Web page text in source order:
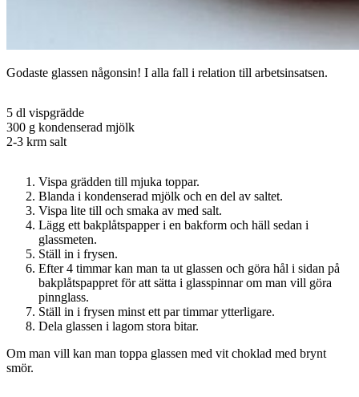
Godaste glassen någonsin! I alla fall i relation till arbetsinsatsen.
5 dl vispgrädde
300 g kondenserad mjölk
2-3 krm salt
Vispa grädden till mjuka toppar.
Blanda i kondenserad mjölk och en del av saltet.
Vispa lite till och smaka av med salt.
Lägg ett bakplåtspapper i en bakform och häll sedan i
glassmeten.
Ställ in i frysen.
Efter 4 timmar kan man ta ut glassen och göra hål i sidan på
bakplåtspappret för att sätta i glasspinnar om man vill göra
pinnglass.
Ställ in i frysen minst ett par timmar ytterligare.
Dela glassen i lagom stora bitar.
Om man vill kan man toppa glassen med vit choklad med brynt
smör.